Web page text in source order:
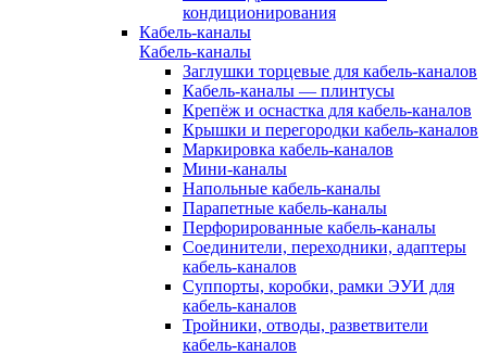
кондиционирования
Кабель-каналы
Кабель-каналы
Заглушки торцевые для кабель-каналов
Кабель-каналы — плинтусы
Крепёж и оснастка для кабель-каналов
Крышки и перегородки кабель-каналов
Маркировка кабель-каналов
Мини-каналы
Напольные кабель-каналы
Парапетные кабель-каналы
Перфорированные кабель-каналы
Соединители, переходники, адаптеры
кабель-каналов
Суппорты, коробки, рамки ЭУИ для
кабель-каналов
Тройники, отводы, разветвители
кабель-каналов